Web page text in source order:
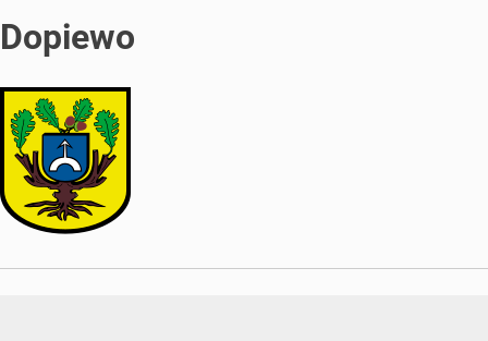
Dopiewo